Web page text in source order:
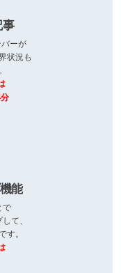
事
ーが
状況も
能
で
て、
す。